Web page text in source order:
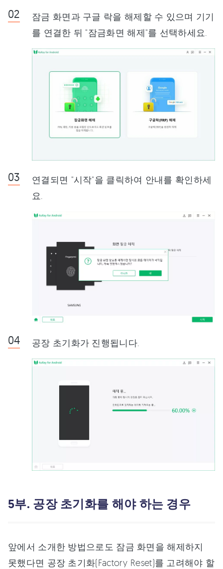
잠금 화면과 구글 락을 해제할 수 있으며 기기
를 연결한 뒤 "잠금화면 해제"를 선택하세요.
연결되면 "시작"을 클릭하여 안내를 확인하세
요.
공장 초기화가 진행됩니다.
5부. 공장 초기화를 해야 하는 경우
앞에서 소개한 방법으로도 잠금 화면을 해제하지
못했다면 공장 초기화(Factory Reset)를 고려해야 할